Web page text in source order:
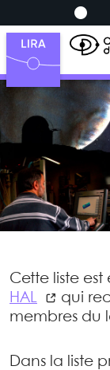
Cette liste
HAL
qui
membres du
Dans la liste